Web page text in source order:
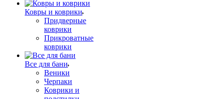
Ковры и коврики
Придверные
коврики
Прикроватные
коврики
Все для бани
Веники
Черпаки
Коврики и